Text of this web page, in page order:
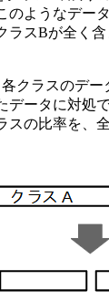
のようなデー
ラスBが全く
クラスのデー
データに対処
スの比率を、